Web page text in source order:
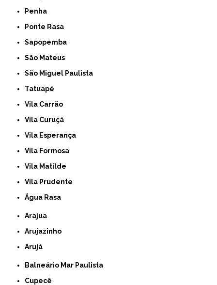
Penha
Ponte Rasa
Sapopemba
São Mateus
São Miguel Paulista
Tatuapé
Vila Carrão
Vila Curuçá
Vila Esperança
Vila Formosa
Vila Matilde
Vila Prudente
Água Rasa
Arajua
Arujazinho
Arujá
Balneário Mar Paulista
Cupecê